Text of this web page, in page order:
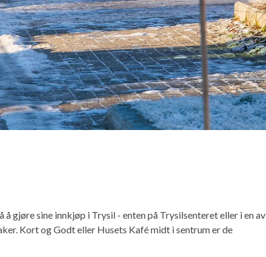
gjøre sine innkjøp i Trysil - enten på Trysilsenteret eller i en av
Kort og Godt eller Husets Kafé midt i sentrum er de